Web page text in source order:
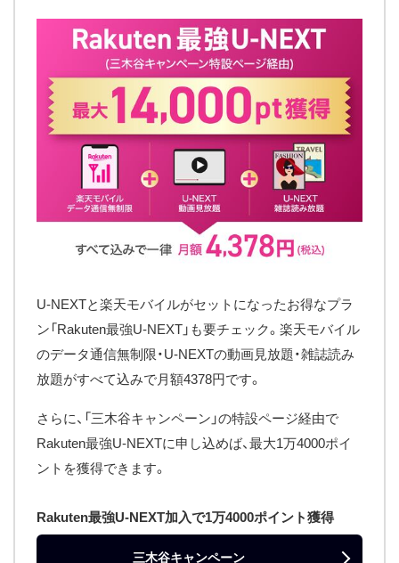
U-NEXTと楽天モバイルがセットになったお得なプラ
ン「Rakuten最強U-NEXT」も要チェック。楽天モバイル
のデータ通信無制限・U-NEXTの動画見放題・雑誌読み
放題がすべて込みで月額4378円です。
さらに、「三木谷キャンペーン」の特設ページ経由で
Rakuten最強U-NEXTに申し込めば、最大1万4000ポイ
ントを獲得できます。
Rakuten最強U-NEXT加入で1万4000ポイント獲得
三木谷キャンペーン